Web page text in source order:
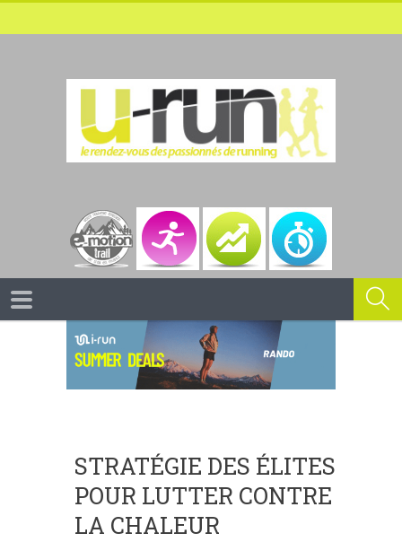
STRATÉGIE DES ÉLITES
POUR LUTTER CONTRE
LA CHALEUR